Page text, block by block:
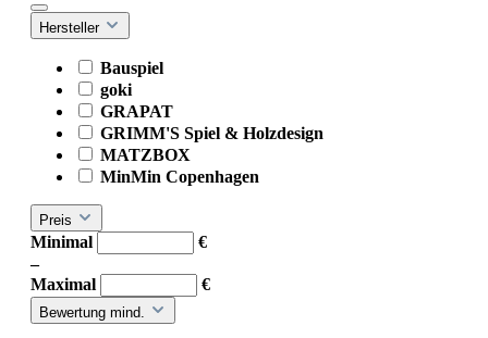
Hersteller
Bauspiel
goki
GRAPAT
GRIMM'S Spiel & Holzdesign
MATZBOX
MinMin Copenhagen
Preis
Minimal
€
–
Maximal
€
Bewertung mind.